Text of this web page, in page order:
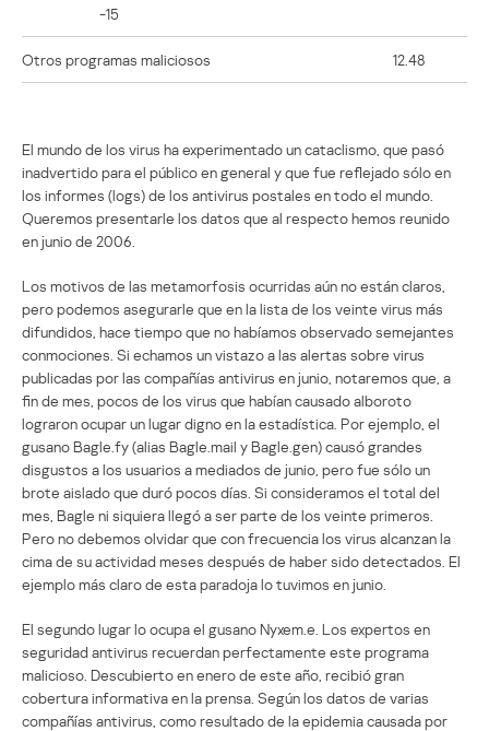
-15
Otros programas maliciosos 12.48
El mundo de los virus ha experimentado un cataclismo, que pasó
inadvertido para el público en general y que fue reflejado sólo en
los informes (logs) de los antivirus postales en todo el mundo.
Queremos presentarle los datos que al respecto hemos reunido
en junio de 2006.
Los motivos de las metamorfosis ocurridas aún no están claros,
pero podemos asegurarle que en la lista de los veinte virus más
difundidos, hace tiempo que no habíamos observado semejantes
conmociones. Si echamos un vistazo a las alertas sobre virus
publicadas por las compañías antivirus en junio, notaremos que, a
fin de mes, pocos de los virus que habían causado alboroto
lograron ocupar un lugar digno en la estadística. Por ejemplo, el
gusano Bagle.fy (alias Bagle.mail y Bagle.gen) causó grandes
disgustos a los usuarios a mediados de junio, pero fue sólo un
brote aislado que duró pocos días. Si consideramos el total del
mes, Bagle ni siquiera llegó a ser parte de los veinte primeros.
Pero no debemos olvidar que con frecuencia los virus alcanzan la
cima de su actividad meses después de haber sido detectados. El
ejemplo más claro de esta paradoja lo tuvimos en junio.
El segundo lugar lo ocupa el gusano Nyxem.e. Los expertos en
seguridad antivirus recuerdan perfectamente este programa
malicioso. Descubierto en enero de este año, recibió gran
cobertura informativa en la prensa. Según los datos de varias
compañías antivirus, como resultado de la epidemia causada por